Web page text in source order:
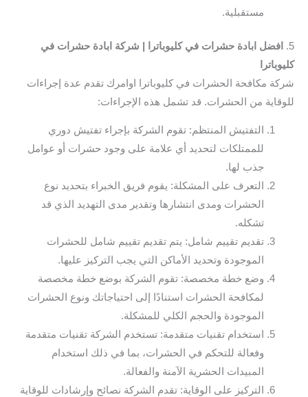
مستقبلية.
5.
افضل ابادة حشرات في كليوباترا | شركة ابادة حشرات في
كليوباترا
شركة مكافحة الحشرات في كليوباترا اوامرك تقدم عدة إجراءات
للوقاية من الحشرات. قد تشمل هذه الإجراءات:
التفتيش المنتظم: تقوم الشركة بإجراء تفتيش دوري
للممتلكات لتحديد أي علامة على وجود حشرات أو عوامل
جذب لها.
التعرف على المشكلة: يقوم فريق الخبراء بتحديد نوع
الحشرات ومدى انتشارها وتقدير مدى التهديد الذي قد
تشكله.
تقديم تقييم شامل: يتم تقديم تقييم شامل للحشرات
الموجودة وتحديد الأماكن التي يجب التركيز عليها.
وضع خطة مخصصة: تقوم الشركة بوضع خطة مخصصة
لمكافحة الحشرات استنادًا إلى احتياجاتك ونوع الحشرات
الموجودة والحجم الكلي للمشكلة.
استخدام تقنيات متقدمة: تستخدم الشركة تقنيات متقدمة
وفعالة للتحكم في الحشرات، بما في ذلك استخدام
المبيدات الحشرية الآمنة والفعالة.
التركيز على الوقاية: تقدم الشركة نصائح وإرشادات للوقاية